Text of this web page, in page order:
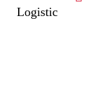
Logistic